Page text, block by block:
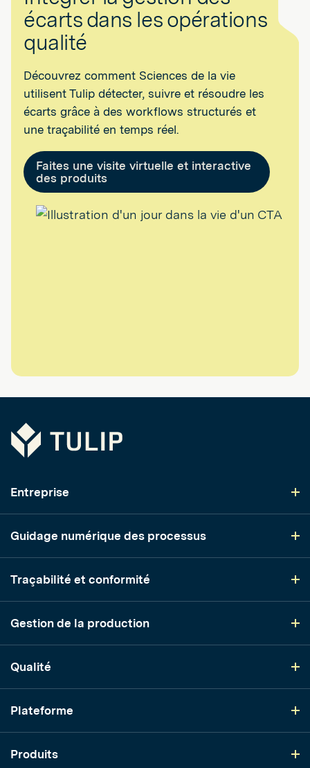
écarts dans les opérations
qualité
Découvrez comment Sciences de la vie
utilisent Tulip détecter, suivre et résoudre les
écarts grâce à des workflows structurés et
une traçabilité en temps réel.
Faites une visite virtuelle et interactive
des produits
Tulip
Entreprise
Guidage numérique des processus
Traçabilité et conformité
Gestion de la production
Qualité
Plateforme
Produits